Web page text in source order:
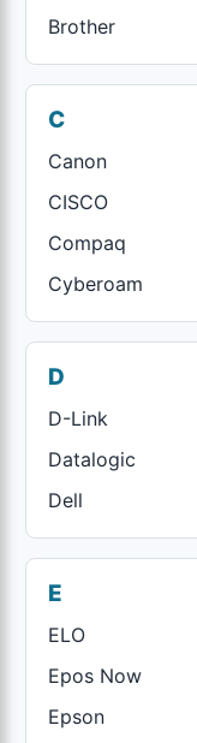
Brother
C
Canon
CISCO
Compaq
Cyberoam
D
D-Link
Datalogic
Dell
E
ELO
Epos Now
Epson